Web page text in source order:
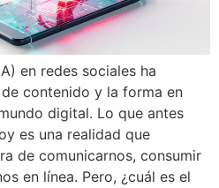
en redes sociales ha
contenido y la forma en
digital. Lo que antes
es una realidad que
de comunicarnos, consumir
en línea. Pero, ¿cuál es el